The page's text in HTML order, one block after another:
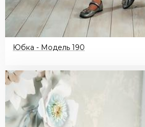
Юбка - Модель 190